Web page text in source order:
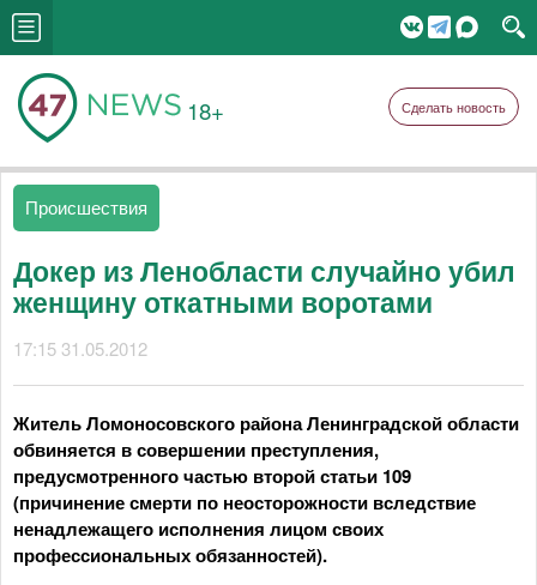
18+ Сделать новость
Происшествия
Докер из Ленобласти случайно убил
женщину откатными воротами
17:15 31.05.2012
Житель Ломоносовского района Ленинградской области
обвиняется в совершении преступления,
предусмотренного частью второй статьи 109
(причинение смерти по неосторожности вследствие
ненадлежащего исполнения лицом своих
профессиональных обязанностей).